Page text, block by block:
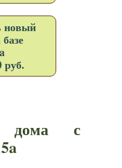
новый
руб.
дома с